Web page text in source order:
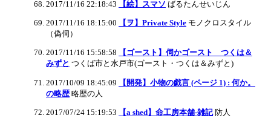
2017/11/16 22:18:43 【絵】スマソ ばるたんせいじん
2017/11/16 18:15:00 【ヲ】Private Style モノクロスタイル
（偽伺）
2017/11/16 15:58:58
【ゴースト】伺かゴースト つくは＆
みずと つくば市と水戸市(ゴースト・つくは＆みずと)
2017/10/09 18:45:09
【開発】小物の戯言 (ページ 1) : 何か。
の略歴 略歴の人
2017/07/24 15:19:53 【a shed】命工房本舗-雑記 防人